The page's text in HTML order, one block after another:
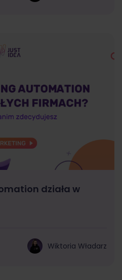
działa w
Wiktoria Władarz